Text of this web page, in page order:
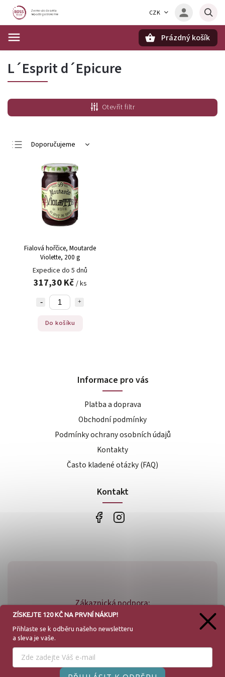
Používáme cookies, abychom Vám umožnili pohodlné
prohlížení webu a díky analýze provozu webu neustále
zlepšovali jeho funkce, výkon a použitelnost.
CZK
Prázdný košík
L´Esprit d´Epicure
Otevřít filtr
Doporučujeme
Nejlevnější
Nejdražší
Nejprodávanější
Abecedně
Fialová hořčice, Moutarde
Violette, 200 g
Expedice do 5 dnů
317,30 Kč / ks
Do košíku
Zákaznická podpora:
+420 773 779 781
Informace pro vás
Platba a doprava
Obchodní podmínky
Podmínky ochrany osobních údajů
Kontakty
Často kladené otázky (FAQ)
Kontakt
ZÍSKEJTE 120 KČ NA PRVNÍ NÁKUP!
Přihlaste se k odběru našeho newsletteru
a sleva je vaše.